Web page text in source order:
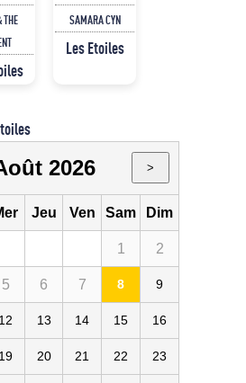
THE
SAMARA CYN
Les Etoiles
2026 >
Jeu Ven Sam Dim
1 2
5 6 7 8 9
12 13 14 15 16
19 20 21 22 23